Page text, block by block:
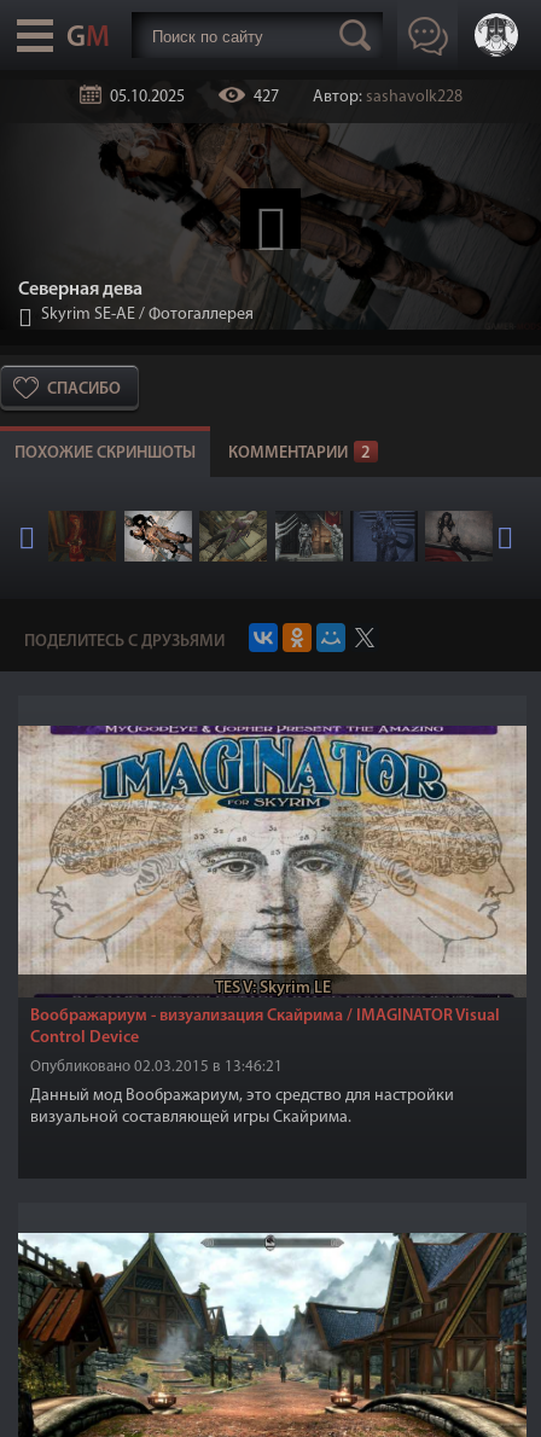
05.10.2025 427 Автор: sashavolk228
Cеверная дева
Skyrim SE-АЕ / Фотогаллерея
СПАСИБО
ПОХОЖИЕ СКРИНШОТЫ КОММЕНТАРИИ 2
ПОДЕЛИТЕСЬ С ДРУЗЬЯМИ
TES V: Skyrim LE
Воображариум - визуализация Скайрима / IMAGINATOR Visual
Control Device
Опубликовано 02.03.2015 в 13:46:21
Данный мод Воображариум, это средство для настройки
визуальной составляющей игры Скайрима.